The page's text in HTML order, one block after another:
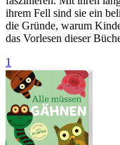
ihrem Fell sind sie ein
die Gründe, warum
das Vorlesen dieser
1